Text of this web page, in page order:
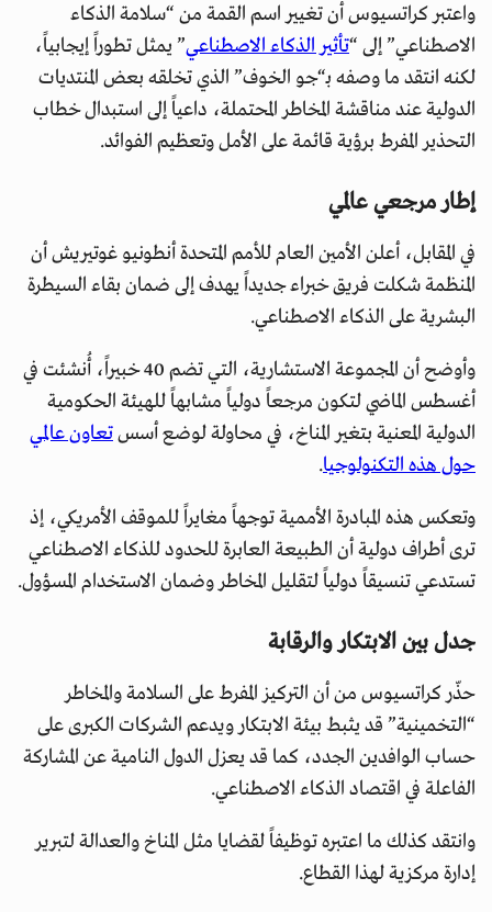
واعتبر كراتسيوس أن تغيير اسم القمة من “سلامة الذكاء
الاصطناعي” إلى “تأثير الذكاء الاصطناعي” يمثل تطوراً إيجابياً،
لكنه انتقد ما وصفه بـ“جو الخوف” الذي تخلقه بعض المنتديات
الدولية عند مناقشة المخاطر المحتملة، داعياً إلى استبدال خطاب
التحذير المفرط برؤية قائمة على الأمل وتعظيم الفوائد.
إطار مرجعي عالمي
في المقابل، أعلن الأمين العام للأمم المتحدة أنطونيو غوتيريش أن
المنظمة شكلت فريق خبراء جديداً يهدف إلى ضمان بقاء السيطرة
البشرية على الذكاء الاصطناعي.
وأوضح أن المجموعة الاستشارية، التي تضم 40 خبيراً، أُنشئت في
أغسطس الماضي لتكون مرجعاً دولياً مشابهاً للهيئة الحكومية
الدولية المعنية بتغير المناخ، في محاولة لوضع أسستعاون عالمي
حول هذه التكنولوجيا.
وتعكس هذه المبادرة الأممية توجهاً مغايراً للموقف الأمريكي، إذ
ترى أطراف دولية أن الطبيعة العابرة للحدود للذكاء الاصطناعي
تستدعي تنسيقاً دولياً لتقليل المخاطر وضمان الاستخدام المسؤول.
جدل بين الابتكار والرقابة
حذّر كراتسيوس من أن التركيز المفرط على السلامة والمخاطر
“التخمينية” قد يثبط بيئة الابتكار ويدعم الشركات الكبرى على
حساب الوافدين الجدد، كما قد يعزل الدول النامية عن المشاركة
الفاعلة في اقتصاد الذكاء الاصطناعي.
وانتقد كذلك ما اعتبره توظيفاً لقضايا مثل المناخ والعدالة لتبرير
إدارة مركزية لهذا القطاع.